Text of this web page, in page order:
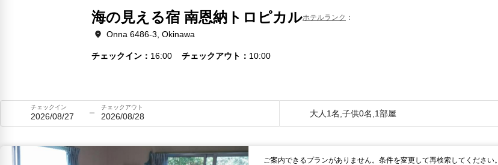
海の見える宿 南恩納トロピカルホテルランク
Onna 6486-3, Okinawa
チェックイン 16:00 チェックアウト 10:00
チェックイン
2026/08/27
チェックアウト
2026/08/28 大人1名,子供0名,1部屋
ご案内できるプランがありません。条件を変更して再検索してください。